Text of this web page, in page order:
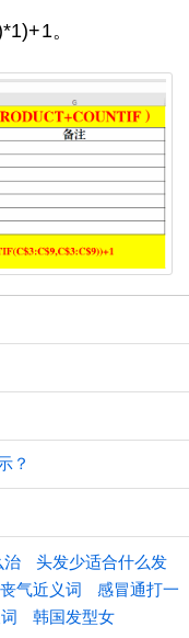
。
？
治
头发少适合什么发
气近义词
感冒通打一
韩国发型女